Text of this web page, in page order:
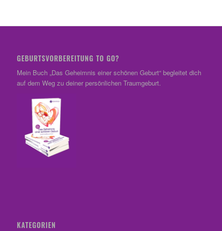
GEBURTSVORBEREITUNG TO GO?
Mein Buch „Das Geheimnis einer schönen Geburt“ begleitet dich
auf dem Weg zu deiner persönlichen Traumgeburt.
KATEGORIEN